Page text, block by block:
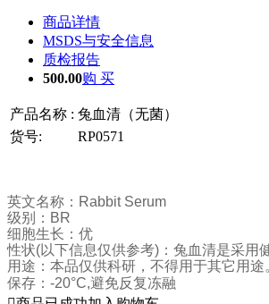
商品详情
MSDS与安全信息
质检报告
500.00购 买
产品名称 : 兔血清（无菌）
货号:
RP0571
英文名称： Rabbit Serum
级别： BR
细胞生长：优
性状(以下信息仅供参考) ： 兔血清是采用
用途： 本品仅供科研，不得用于其它用途
保存： -20°C,避免反复冻融